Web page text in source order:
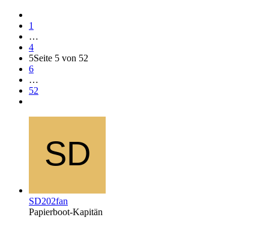
1
…
4
5Seite 5 von 52
6
…
52
SD202fan
Papierboot-Kapitän